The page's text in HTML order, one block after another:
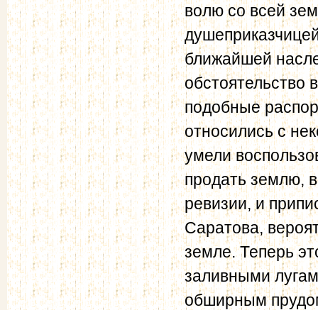
волю со всей
ближайшей
обстоятельство
подобные
относились с
умели
продать землю,
ревизии, и
Саратова,
земле. Теперь
заливными
обширным